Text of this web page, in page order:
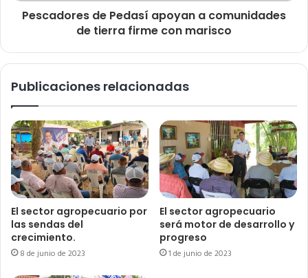
Pescadores de Pedasí apoyan a comunidades
de tierra firme con marisco
Publicaciones relacionadas
El sector agropecuario por
las sendas del
crecimiento.
8 de junio de 2023
El sector agropecuario
será motor de desarrollo y
progreso
1 de junio de 2023